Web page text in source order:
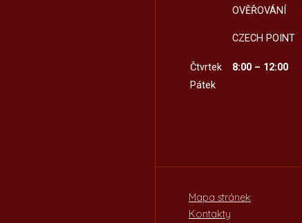
OVĚŘOVÁNÍ
CZECH POINT
Čtvrtek
8:00 – 12:00
Pátek
Mapa stránek
Kontakty